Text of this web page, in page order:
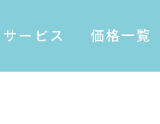
サービス 価格一覧